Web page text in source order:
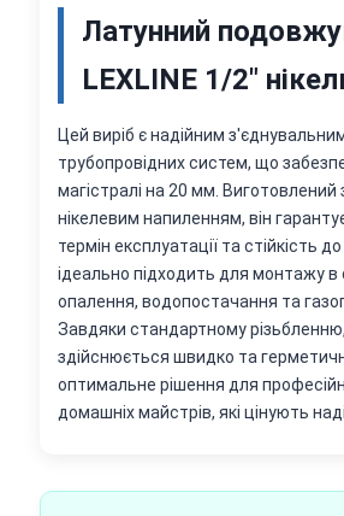
Латунний
LEXLINE 1/2"
Цей виріб є надійним
трубопровідних систем, що
магістралі на 20 мм. Виготовлений з
нікелевим напиленням, він
термін експлуатації та стійкість
ідеально підходить для монтажу в
опалення, водопостачання та
Завдяки стандартному
здійснюється швидко та
оптимальне рішення для
домашніх майстрів, які цінують